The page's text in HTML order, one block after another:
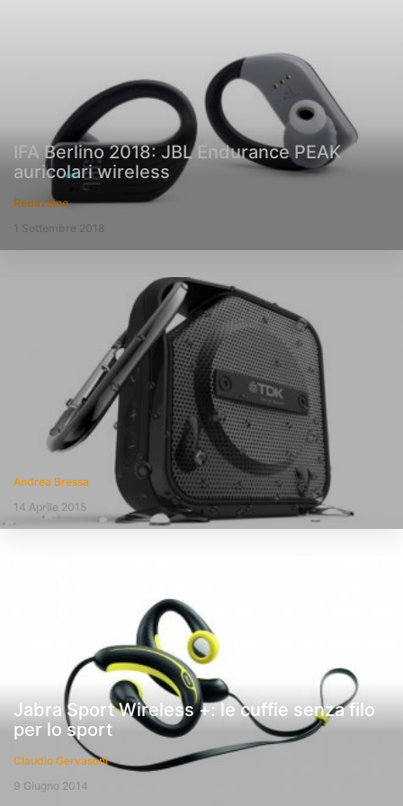
IFA Berlino 2018: JBL Endurance PEAK
auricolari wireless
Redazione
1 Settembre 2018
Andrea Bressa
14 Aprile 2015
Jabra Sport Wireless +: le cuffie senza filo
per lo sport
Claudio Gervasoni
9 Giugno 2014